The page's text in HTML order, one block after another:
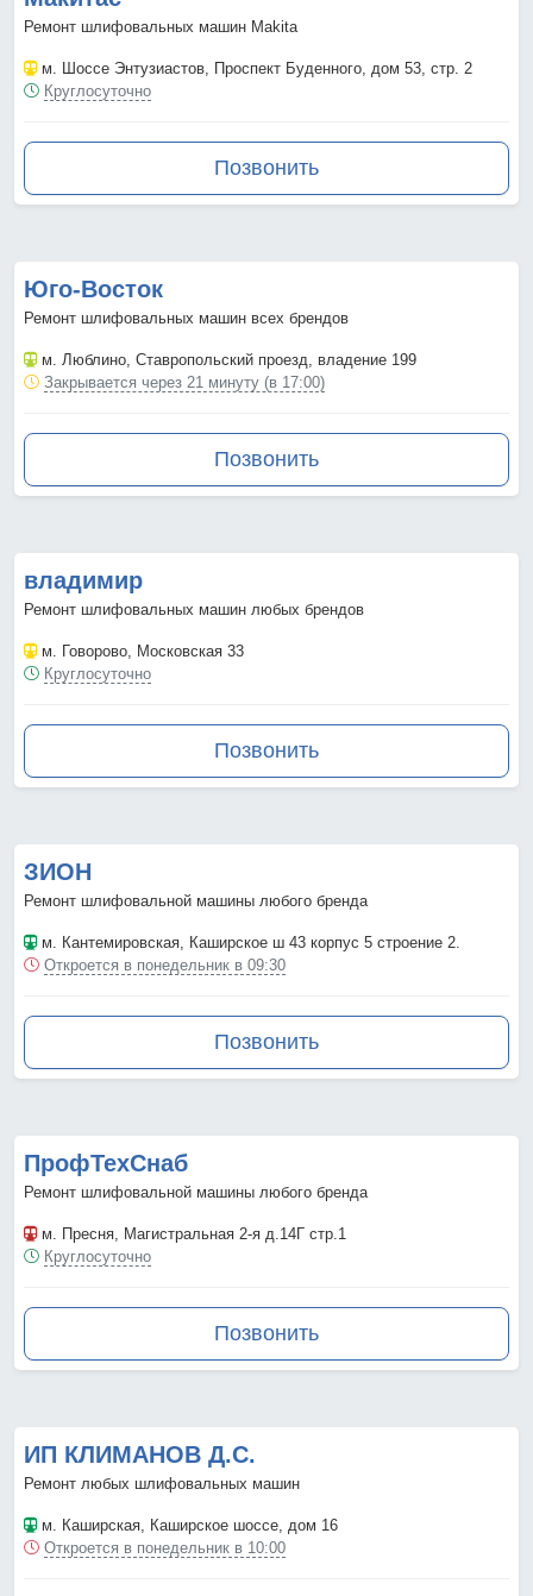
Ремонт шлифовальных машин Makita
м. Шоссе Энтузиастов, Проспект Буденного, дом 53, стр. 2
Круглосуточно
Позвонить
Юго-Восток
Ремонт шлифовальных машин всех брендов
м. Люблино, Ставропольский проезд, владение 199
Закрывается через 21 минуту (в 17:00)
Позвонить
владимир
Ремонт шлифовальных машин любых брендов
м. Говорово, Московская 33
Круглосуточно
Позвонить
ЗИОН
Ремонт шлифовальной машины любого бренда
м. Кантемировская, Каширское ш 43 корпус 5 строение 2.
Откроется в понедельник в 09:30
Позвонить
ПрофТехСнаб
Ремонт шлифовальной машины любого бренда
м. Пресня, Магистральная 2-я д.14Г стр.1
Круглосуточно
Позвонить
ИП КЛИМАНОВ Д.С.
Ремонт любых шлифовальных машин
м. Каширская, Каширское шоссе, дом 16
Откроется в понедельник в 10:00